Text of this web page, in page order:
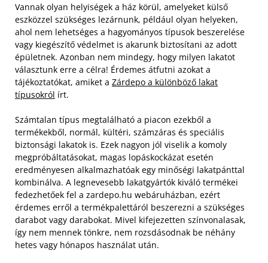
Vannak olyan helyiségek a ház körül, amelyeket külső
eszközzel szükséges lezárnunk, például olyan helyeken,
ahol nem lehetséges a hagyományos típusok beszerelése
vagy kiegészítő védelmet is akarunk biztosítani az adott
épületnek. Azonban nem mindegy, hogy milyen lakatot
választunk erre a célra! Érdemes átfutni azokat a
tájékoztatókat, amiket a Zárdepo a különböző lakat
típusokról írt.
Számtalan típus megtalálható a piacon ezekből a
termékekből, normál, kültéri, számzáras és speciális
biztonsági lakatok is. Ezek nagyon jól viselik a komoly
megpróbáltatásokat, magas lopáskockázat esetén
eredményesen alkalmazhatóak egy minőségi lakatpánttal
kombinálva. A legnevesebb lakatgyártók kiváló termékei
fedezhetőek fel a zardepo.hu webáruházban, ezért
érdemes erről a termékpalettáról beszerezni a szükséges
darabot vagy darabokat. Mivel kifejezetten színvonalasak,
így nem mennek tönkre, nem rozsdásodnak be néhány
hetes vagy hónapos használat után.